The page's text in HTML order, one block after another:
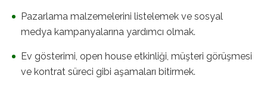
Pazarlama malzemelerini listelemek ve sosyal
medya kampanyalarına yardımcı olmak.
Ev gösterimi, open house etkinliği, müşteri görüşmesi
ve kontrat süreci gibi aşamaları bitirmek.